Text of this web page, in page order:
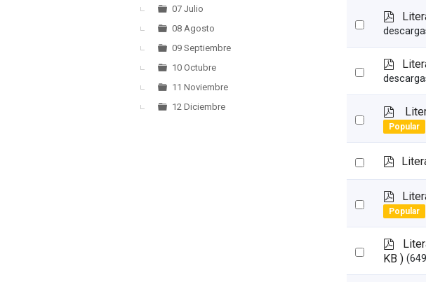
07 Julio
08 Agosto
09 Septiembre
10 Octubre
11 Noviembre
12 Diciembre
Select
p
d
Select
p
d
Select
item
p
d
f
Popular
Select
an
item
p
Select
p
d
f
Popular
Select
p
d
KB )